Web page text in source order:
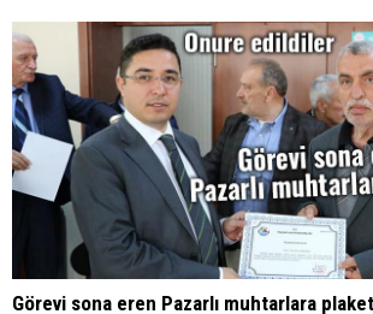
Görevi sona eren Pazarlı muhtarlara plaket